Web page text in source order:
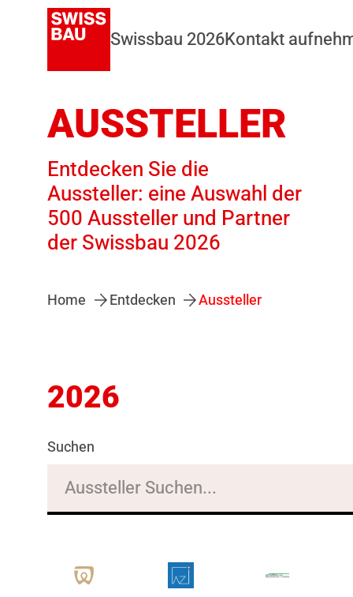
Swissbau 2026Kontakt
AUSSTELLER
Entdecken Sie die
Aussteller: eine Auswahl der
500 Aussteller und Partner
der Swissbau 2026
Home Entdecken Aussteller
2026
Suchen